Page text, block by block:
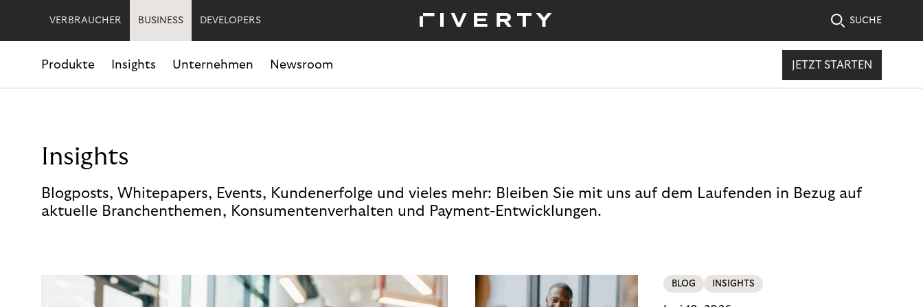
VERBRAUCHER BUSINESS DEVELOPERS SUCHE
Produkte Insights Unternehmen Newsroom JETZT STARTEN
Insights
Blogposts, Whitepapers, Events, Kundenerfolge und vieles mehr: Bleiben Sie mit uns auf dem Laufenden in Bezug auf
aktuelle Branchenthemen, Konsumentenverhalten und Payment-Entwicklungen.
BLOG INSIGHTS